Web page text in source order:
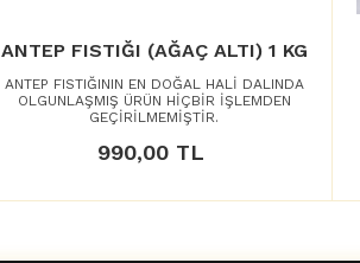
ANTEP FISTIĞI (AĞAÇ ALTI) 1 KG
ANTEP FISTIĞININ EN DOĞAL HALİ DALINDA
OLGUNLAŞMIŞ ÜRÜN HİÇBİR İŞLEMDEN
GEÇİRİLMEMİŞTİR.
990,00 TL